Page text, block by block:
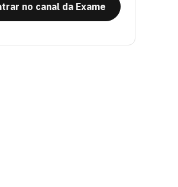
no canal da Exame